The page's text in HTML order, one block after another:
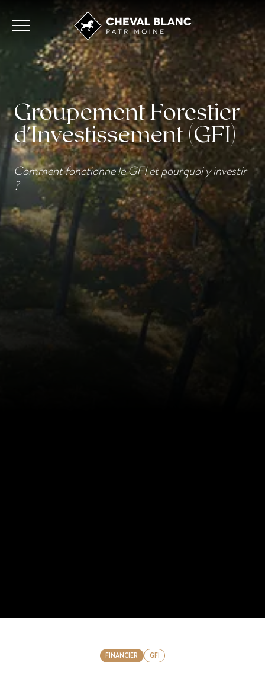
Groupement Forestier
d'Investissement (GFI)
Comment fonctionne le GFI et pourquoi y investir
?
GFI
FINANCIER